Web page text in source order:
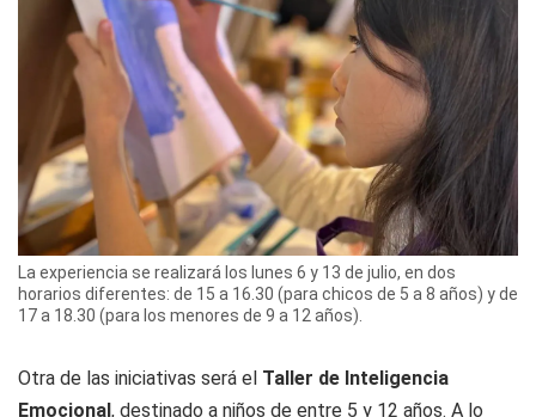
La experiencia se realizará los lunes 6 y 13 de julio, en dos
horarios diferentes: de 15 a 16.30 (para chicos de 5 a 8 años) y de
17 a 18.30 (para los menores de 9 a 12 años).
Otra de las iniciativas será el Taller de Inteligencia
Emocional, destinado a niños de entre 5 y 12 años. A lo